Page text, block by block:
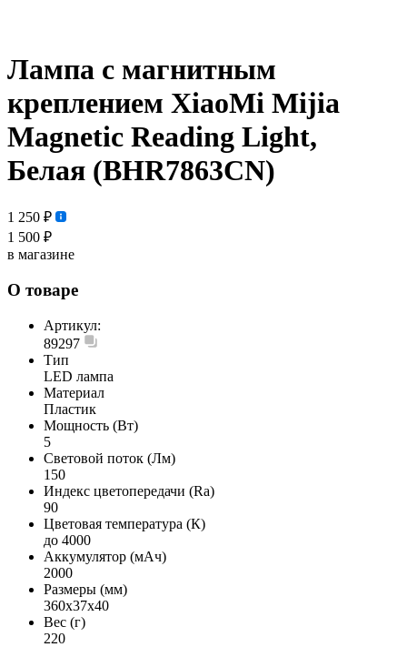
Лампа с магнитным
креплением XiaoMi Mijia
Magnetic Reading Light,
Белая (BHR7863CN)
1 250 ₽
1 500 ₽
в магазине
О товаре
Артикул:
89297
Тип
LED лампа
Материал
Пластик
Мощность (Вт)
5
Световой поток (Лм)
150
Индекс цветопередачи (Ra)
90
Цветовая температура (К)
до 4000
Аккумулятор (мАч)
2000
Размеры (мм)
360x37x40
Вес (г)
220